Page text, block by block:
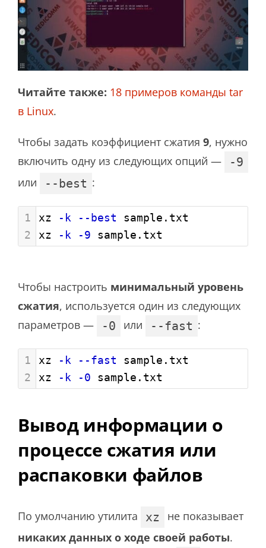
Читайте также: 18 примеров команды tar
в Linux.
Чтобы задать коэффициент сжатия 9, нужно
включить одну из следующих опций —
-9
или
--best :
1 xz -k --best sample.txt
2
xz -k -9 sample.txt
Чтобы настроить минимальный уровень
сжатия, используется один из следующих
параметров —
-0 или --fast :
1 xz -k --fast sample.txt
2
xz -k -0 sample.txt
Вывод информации о
процессе сжатия или
распаковки файлов
По умолчанию утилита xz
не показывает
никаких данных о ходе своей работы.